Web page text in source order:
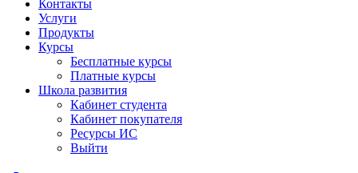
Контакты
Услуги
Продукты
Курсы
Бесплатные курсы
Платные курсы
Школа развития
Кабинет студента
Кабинет покупателя
Ресурсы ИС
Выйти